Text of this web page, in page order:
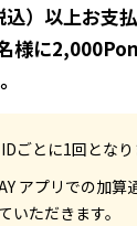
）以上お支
様に
ごとに1回となり
アプリでの加算
いただきます。